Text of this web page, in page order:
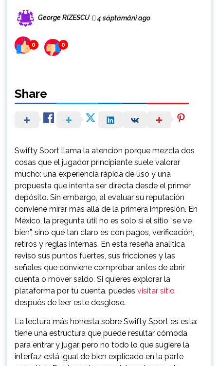
George RIZESCU 4 săptămâni ago
0 0
Share
Swifty Sport llama la atención porque mezcla dos
cosas que el jugador principiante suele valorar
mucho: una experiencia rápida de uso y una
propuesta que intenta ser directa desde el primer
depósito. Sin embargo, al evaluar su reputación
conviene mirar más allá de la primera impresión. En
México, la pregunta útil no es solo si el sitio “se ve
bien”, sino qué tan claro es con pagos, verificación,
retiros y reglas internas. En esta reseña analítica
reviso sus puntos fuertes, sus fricciones y las
señales que conviene comprobar antes de abrir
cuenta o mover saldo. Si quieres explorar la
plataforma por tu cuenta, puedes visitar sitio
después de leer este desglose.
La lectura más honesta sobre Swifty Sport es esta:
tiene una estructura que puede resultar cómoda
para entrar y jugar, pero no todo lo que sugiere la
interfaz está igual de bien explicado en la parte